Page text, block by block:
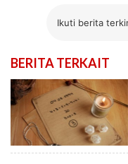
Ikuti berita
BERITA TERKAIT